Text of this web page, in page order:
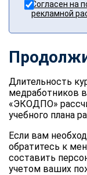
Согласен на
рекламной
Длительность
медработников
«ЭКОДПО»
учебного плана
Если вам
обратитесь к
составить
учетом ваших